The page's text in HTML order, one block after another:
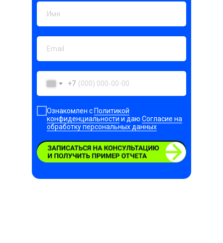
+7
Ознакомлен сПолитикой
конфиденциальности и даю Согласие на
обработку персональных данных
SUBMIT